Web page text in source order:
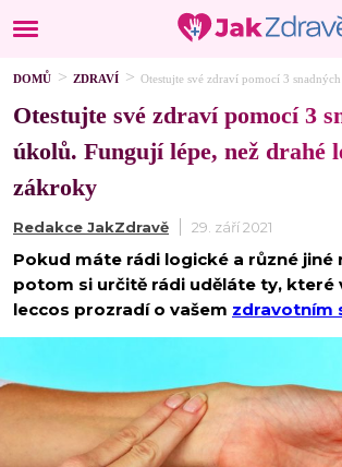
DOMŮ ZDRAVÍ Otestujte své zdraví pomocí 3
Otestujte své zdraví pomocí 3
úkolů. Fungují lépe, než drahé
zákroky
Redakce JakZdravě 29. září 2021
Pokud máte rádi logické a různé jiné
potom si určitě rádi uděláte ty, které
leccos prozradí o vašem zdravotním